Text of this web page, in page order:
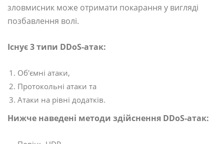
зловмисник може отримати покарання у вигляді
позбавлення волі.
Існує 3 типи DDoS-атак:
Об'ємні атаки,
Протокольні атаки та
Атаки на рівні додатків.
Нижче наведені методи здійснення DDoS-атак: